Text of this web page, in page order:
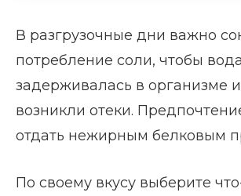
В разгрузочные дни важно
потребление соли, чтобы
задерживалась в организме
возникли отеки.
отдать нежирным белковым
По своему вкусу выберите